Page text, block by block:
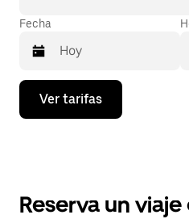
Fecha
Presiona
flecha
el
Ver tarifas
Reserva un viaje